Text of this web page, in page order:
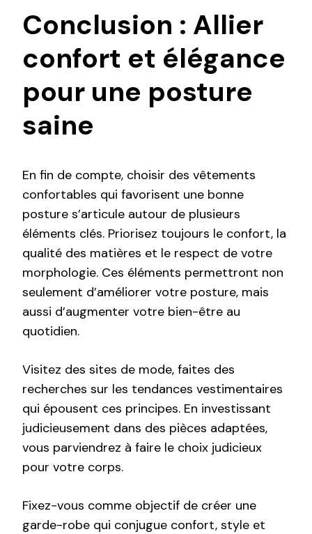
Conclusion : Allier
confort et élégance
pour une posture
saine
En fin de compte, choisir des vêtements
confortables qui favorisent une bonne
posture s’articule autour de plusieurs
éléments clés. Priorisez toujours le confort, la
qualité des matières et le respect de votre
morphologie. Ces éléments permettront non
seulement d’améliorer votre posture, mais
aussi d’augmenter votre bien-être au
quotidien.
Visitez des sites de mode, faites des
recherches sur les tendances vestimentaires
qui épousent ces principes. En investissant
judicieusement dans des pièces adaptées,
vous parviendrez à faire le choix judicieux
pour votre corps.
Fixez-vous comme objectif de créer une
garde-robe qui conjugue confort, style et